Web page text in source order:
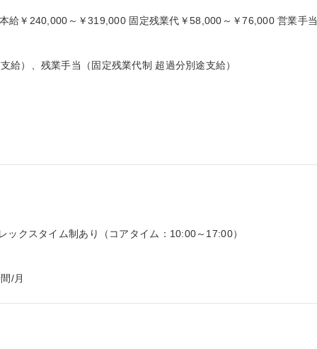
給￥240,000～￥319,000 固定残業代￥58,000～￥76,000 営業手
給）、残業手当（固定残業代制 超過分別途支給）
ックスタイム制あり（コアタイム：10:00～17:00）
/月